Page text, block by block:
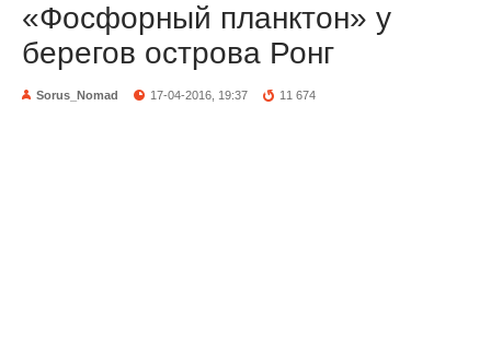
«Фосфорный планктон» у
берегов острова Ронг
Sorus_Nomad 17-04-2016, 19:37 11 674